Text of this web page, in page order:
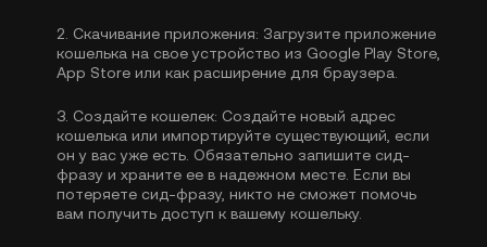
2. Скачивание приложения: Загрузите приложение
кошелька на свое устройство из Google Play Store,
App Store или как расширение для браузера.
3. Создайте кошелек: Создайте новый адрес
кошелька или импортируйте существующий, если
он у вас уже есть. Обязательно запишите сид-
фразу и храните ее в надежном месте. Если вы
потеряете сид-фразу, никто не сможет помочь
вам получить доступ к вашему кошельку.